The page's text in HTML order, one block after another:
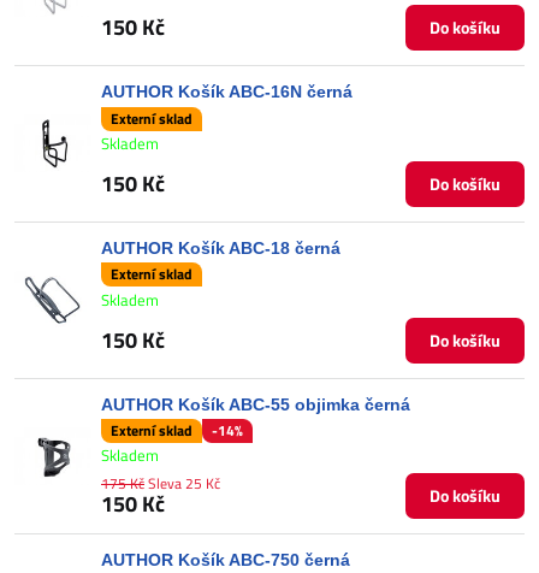
150 Kč Do košíku
AUTHOR Košík ABC-16N černá
Externí sklad
Skladem
150 Kč Do košíku
AUTHOR Košík ABC-18 černá
Externí sklad
Skladem
150 Kč Do košíku
AUTHOR Košík ABC-55 objimka černá
Externí sklad -14%
Skladem
150 Kč
175 KčSleva 25 Kč Do košíku
AUTHOR Košík ABC-750 černá